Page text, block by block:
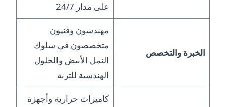
على مدار 24/7
الخبرة والتخصص
مهندسون وفنيون
متخصصون في سلوك
النمل الأبيض والحلول
الهندسية للتربة
كاميرات حرارية وأجهزة